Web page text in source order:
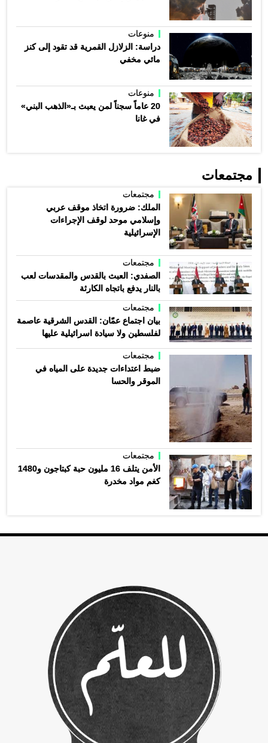
منوعات
دراسة: الزلازل القمرية قد تقود إلى كنز
مائي مخفي
منوعات
20 عاماً سجناً لمن يعبث بـ«الذهب البني»
في غانا
مجتمعات
مجتمعات
الملك: ضرورة اتخاذ موقف عربي
وإسلامي موحد لوقف الإجراءات
الإسرائيلية
مجتمعات
الصفدي: العبث بالقدس والمقدسات لعب
بالنار يدفع باتجاه الكارثة
مجتمعات
بيان اجتماع عمّان: القدس الشرقية عاصمة
لفلسطين ولا سيادة اسرائيلية عليها
مجتمعات
ضبط اعتداءات جديدة على المياه في
الموقر والحسا
مجتمعات
الأمن يتلف 16 مليون حبة كبتاجون و1480
كغم مواد مخدرة